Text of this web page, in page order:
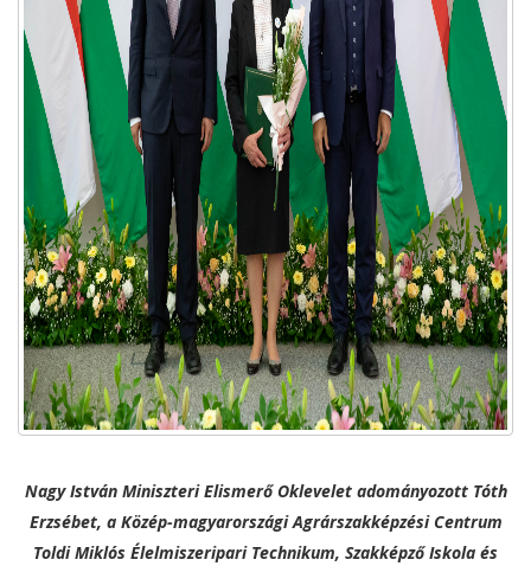
Nagy István Miniszteri Elismerő Oklevelet adományozott Tóth
Erzsébet, a Közép-magyarországi Agrárszakképzési Centrum
Toldi Miklós Élelmiszeripari Technikum, Szakképző Iskola és